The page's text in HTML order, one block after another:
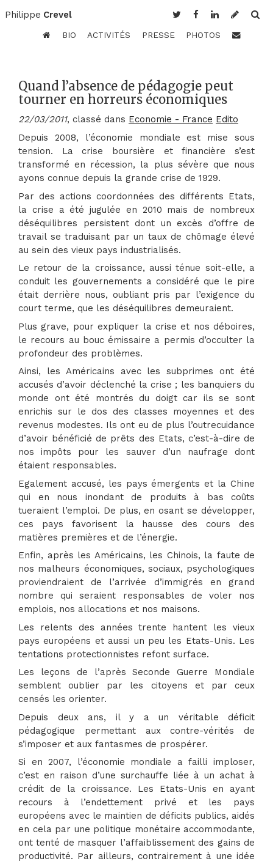
Philippe Crevel
BIO ACTIVITÉS PRESSE PHOTOS
Quand l’absence de pédagogie peut
tourner en horreurs économiques
22/03/2011, classé dans Economie - France Edito
Depuis 2008, l’économie mondiale est mise sous
tension. La crise boursière et financière s’est
transformé en récession, la plus sévère que nous
ayons connue depuis la grande crise de 1929.
Par des actions coordonnées des différents Etats,
la crise a été jugulée en 2010 mais de nombreux
déséquilibres persistent dont un excès d’offre de
travail se traduisant par un taux de chômage élevé
au sein des vieux pays industrialisés.
Le retour de la croissance, aussi ténue soit-elle, a
conduit les gouvernements a considéré que le pire
était derrière nous, oubliant pris par l’exigence du
court terme, que les déséquilibres demeuraient.
Plus grave, pour expliquer la crise et nos déboires,
le recours au bouc émissaire a permis d’occulter la
profondeur des problèmes.
Ainsi, les Américains avec les subprimes ont été
accusés d’avoir déclenché la crise ; les banquiers du
monde ont été montrés du doigt car ils se sont
enrichis sur le dos des classes moyennes et des
revenus modestes. Ils ont eu de plus l’outrecuidance
d’avoir bénéficié de prêts des Etats, c’est-à-dire de
nos impôts pour les sauver d’un naufrage dont
étaient responsables.
Egalement accusé, les pays émergents et la Chine
qui en nous inondant de produits à bas coûts
tueraient l’emploi. De plus, en osant se développer,
ces pays favorisent la hausse des cours des
matières premières et de l’énergie.
Enfin, après les Américains, les Chinois, la faute de
nos malheurs économiques, sociaux, psychologiques
proviendraient de l’arrivée d’immigrés en grand
nombre qui seraient responsables de voler nos
emplois, nos allocations et nos maisons.
Les relents des années trente hantent les vieux
pays européens et aussi un peu les Etats-Unis. Les
tentations protectionnistes refont surface.
Les leçons de l’après Seconde Guerre Mondiale
semblent oublier par les citoyens et par ceux
censés les orienter.
Depuis deux ans, il y a un véritable déficit
pédagogique permettant aux contre-vérités de
s’imposer et aux fantasmes de prospérer.
Si en 2007, l’économie mondiale a failli imploser,
c’est en raison d’une surchauffe liée à un achat à
crédit de la croissance. Les Etats-Unis en ayant
recours à l’endettement privé et les pays
européens avec le maintien de déficits publics, aidés
en cela par une politique monétaire accommodante,
ont tenté de masquer l’affaiblissement des gains de
productivité. Par ailleurs, contrairement à une idée